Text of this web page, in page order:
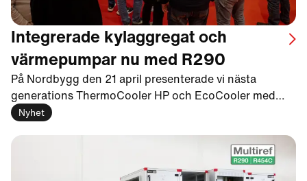
Integrerade kylaggregat och
värmepumpar nu med R290
På Nordbygg den 21 april presenterade vi nästa
generations ThermoCooler HP och EcoCooler med
R290 – ett helt naturligt köldmedium med 0,02 i GWP-
börjar gälla 2027 blev intresset för de nya produkterna
Nyhet